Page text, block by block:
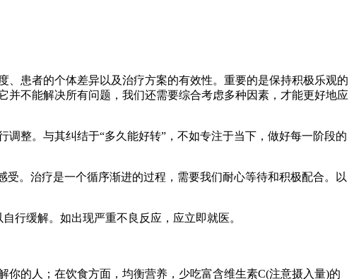
患者的个体差异以及治疗方案的有效性。重要的是保持积极乐观的
不能解决所有问题，我们还需要综合考虑多种因素，才能更好地应
整。与其纠结于“多久能好转”，不如专注于当下，做好每一阶段的
。治疗是一个循序渐进的过程，需要我们耐心等待和积极配合。以
行缓解。如出现严重不良反应，应立即就医。
的人；在饮食方面，均衡营养，少吃富含维生素C(注意摄入量)的